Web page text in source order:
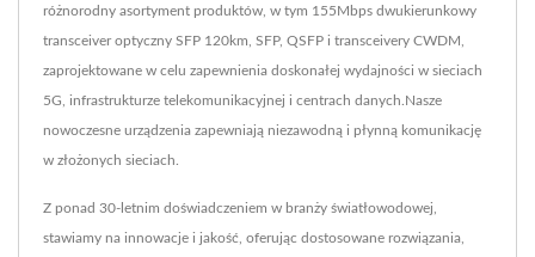
różnorodny asortyment produktów, w tym 155Mbps dwukierunkowy
transceiver optyczny SFP 120km, SFP, QSFP i transceivery CWDM,
zaprojektowane w celu zapewnienia doskonałej wydajności w sieciach
5G, infrastrukturze telekomunikacyjnej i centrach danych.Nasze
nowoczesne urządzenia zapewniają niezawodną i płynną komunikację
w złożonych sieciach.
Z ponad 30-letnim doświadczeniem w branży światłowodowej,
stawiamy na innowacje i jakość, oferując dostosowane rozwiązania,